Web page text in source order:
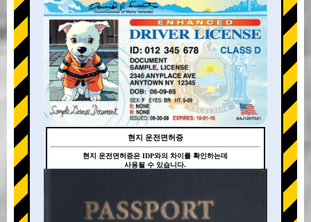
+
현지 운전면허증
현지 운전면허증은 IDP와의 차이를 확인하는데
사용될 수 있습니다.